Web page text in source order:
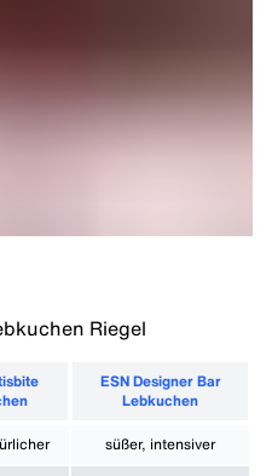
Riegel
ESN Designer Bar
Lebkuchen
süßer, intensiver